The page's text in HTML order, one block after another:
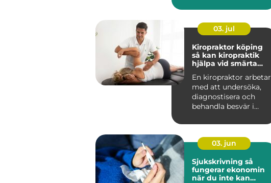
03. jul
Kiropraktor köping
så kan kiropraktik
hjälpa vid smärta
En kiropraktor arbetar
med att undersöka,
diagnostisera och
behandla besvär i
ner...
03. jun
Sjukskrivning så
fungerar ekonomin
när du inte kan